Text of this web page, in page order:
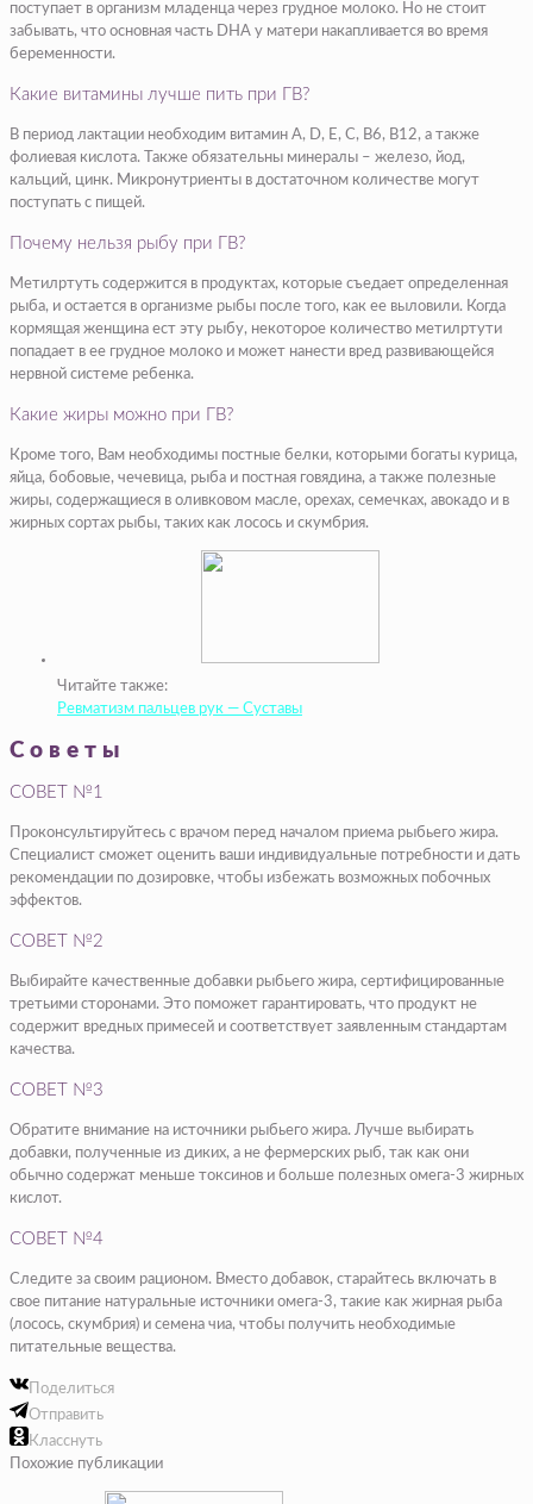
поступает в организм младенца через грудное молоко. Но не стоит
забывать, что основная часть DHA у матери накапливается во время
беременности.
Какие витамины лучше пить при ГВ?
В период лактации необходим витамин А, D, Е, С, В6, В12, а также
фолиевая кислота. Также обязательны минералы – железо, йод,
кальций, цинк. Микронутриенты в достаточном количестве могут
поступать с пищей.
Почему нельзя рыбу при ГВ?
Метилртуть содержится в продуктах, которые съедает определенная
рыба, и остается в организме рыбы после того, как ее выловили. Когда
кормящая женщина ест эту рыбу, некоторое количество метилртути
попадает в ее грудное молоко и может нанести вред развивающейся
нервной системе ребенка.
Какие жиры можно при ГВ?
Кроме того, Вам необходимы постные белки, которыми богаты курица,
яйца, бобовые, чечевица, рыба и постная говядина, а также полезные
жиры, содержащиеся в оливковом масле, орехах, семечках, авокадо и в
жирных сортах рыбы, таких как лосось и скумбрия.
Читайте также:
Ревматизм пальцев рук — Суставы
Советы
СОВЕТ №1
Проконсультируйтесь с врачом перед началом приема рыбьего жира.
Специалист сможет оценить ваши индивидуальные потребности и дать
рекомендации по дозировке, чтобы избежать возможных побочных
эффектов.
СОВЕТ №2
Выбирайте качественные добавки рыбьего жира, сертифицированные
третьими сторонами. Это поможет гарантировать, что продукт не
содержит вредных примесей и соответствует заявленным стандартам
качества.
СОВЕТ №3
Обратите внимание на источники рыбьего жира. Лучше выбирать
добавки, полученные из диких, а не фермерских рыб, так как они
обычно содержат меньше токсинов и больше полезных омега-3 жирных
кислот.
СОВЕТ №4
Следите за своим рационом. Вместо добавок, старайтесь включать в
свое питание натуральные источники омега-3, такие как жирная рыба
(лосось, скумбрия) и семена чиа, чтобы получить необходимые
питательные вещества.
Поделиться
Отправить
Класснуть
Похожие публикации